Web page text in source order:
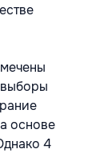
основе
4